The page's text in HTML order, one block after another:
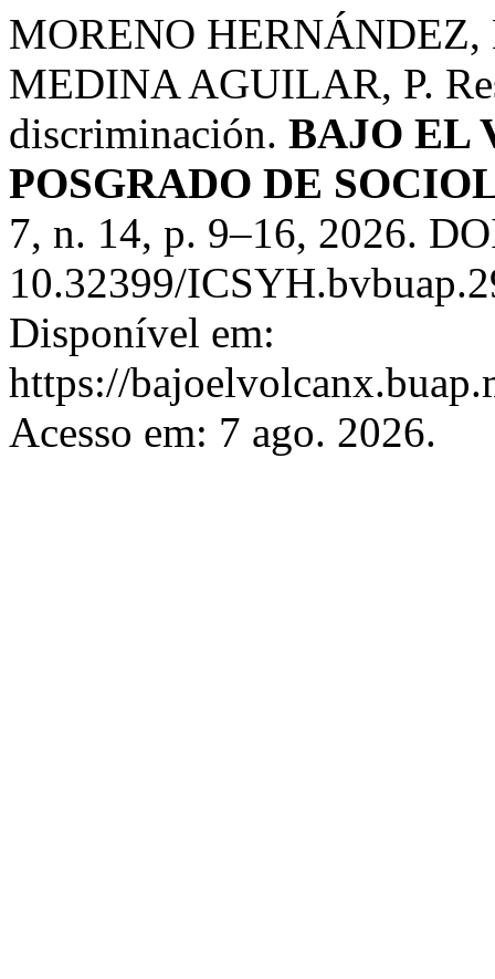
MORENO
MEDINA AGUILAR, P.
discriminación. BAJO EL
POSGRADO DE
7, n. 14, p. 9–16, 2026.
10.32399/
Disponível em:
https://
Acesso em: 7 ago. 2026.